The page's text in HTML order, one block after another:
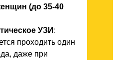
(до 35-40
УЗИ :
проходить один
даже при